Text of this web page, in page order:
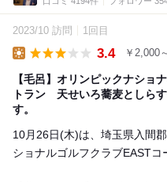
2023/10 訪問 1回目
3.4 ￥2,000
【毛呂】オリンピックナショ
トラン 天せいろ蕎麦としら
す。
10月26日(木)は、埼玉県入間
ショナルゴルフクラブEASTコ